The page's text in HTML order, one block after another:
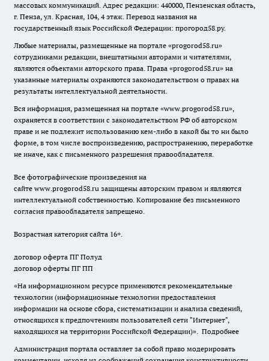
массовых коммуникаций. Адрес редакции: 440000, Пензенская область,
г. Пенза, ул. Красная, 104, 4 этаж. Перевод названия на
государственный язык Российской Федерации: прогород58.ру.
Любые материалы, размещенные на портале «progorod58.ru»
сотрудниками редакции, внештатными авторами и читателями,
являются объектами авторского права. Права «progorod58.ru» на
указанные материалы охраняются законодательством о правах на
результаты интеллектуальной деятельности.
Вся информация, размещенная на портале «www.progorod58.ru»,
охраняется в соответствии с законодательством РФ об авторском
праве и не подлежит использованию кем-либо в какой бы то ни было
форме, в том числе воспроизведению, распространению, переработке
не иначе, как с письменного разрешения правообладателя.
Все фотографические произведения на
сайте www.progorod58.ru защищены авторским правом и являются
интеллектуальной собственностью. Копирование без письменного
согласия правообладателя запрещено.
Возрастная категория сайта 16+.
договор оферта ПГ Полуд
договор оферты ПГ ПП
«На информационном ресурсе применяются рекомендательные
технологии (информационные технологии предоставления
информации на основе сбора, систематизации и анализа сведений,
относящихся к предпочтениям пользователей сети "Интернет",
находящихся на территории Российской Федерации)». Подробнее
Администрация портала оставляет за собой право модерировать